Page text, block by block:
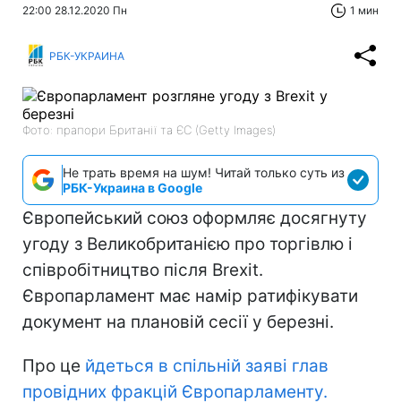
22:00 28.12.2020 Пн 1 мин
РБК-УКРАИНА
Фото: прапори Британії та ЄС (Getty Images)
Не трать время на шум! Читай только суть из
РБК-Украина в Google
Європейський союз оформляє досягнуту
угоду з Великобританією про торгівлю і
співробітництво після Brexit.
Європарламент має намір ратифікувати
документ на плановій сесії у березні.
Про це йдеться в спільній заяві глав
провідних фракцій Європарламенту.